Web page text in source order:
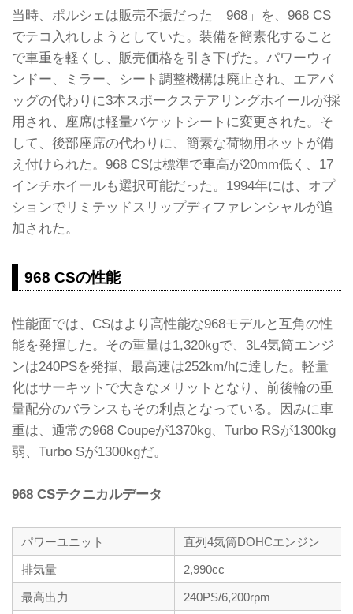
当時、ポルシェは販売不振だった「968」を、968 CS
でテコ入れしようとしていた。装備を簡素化すること
で車重を軽くし、販売価格を引き下げた。パワーウィ
ンドー、ミラー、シート調整機構は廃止され、エアバ
ッグの代わりに3本スポークステアリングホイールが採
用され、座席は軽量バケットシートに変更された。そ
して、後部座席の代わりに、簡素な荷物用ネットが備
え付けられた。968 CSは標準で車高が20mm低く、17
インチホイールも選択可能だった。1994年には、オプ
ションでリミテッドスリップディファレンシャルが追
加された。
968 CSの性能
性能面では、CSはより高性能な968モデルと互角の性
能を発揮した。その重量は1,320kgで、3L4気筒エンジ
ンは240PSを発揮、最高速は252km/hに達した。軽量
化はサーキットで大きなメリットとなり、前後輪の重
量配分のバランスもその利点となっている。因みに車
重は、通常の968 Coupeが1370kg、Turbo RSが1300kg
弱、Turbo Sが1300kgだ。
968 CSテクニカルデータ
パワーユニット 直列4気筒DOHCエンジン
排気量 2,990cc
最高出力 240PS/6,200rpm